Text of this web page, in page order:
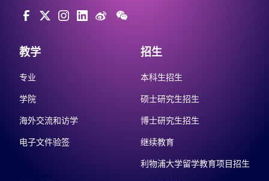
教学
专业
学院
海外交流和访学
电子文件验签
招生
本科生招生
硕士研究生招生
博士研究生招生
继续教育
利物浦大学留学教育项目招生